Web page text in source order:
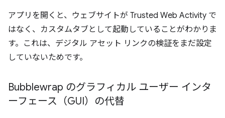
アプリを開くと、ウェブサイトが Trusted Web Activity で
はなく、カスタムタブとして起動していることがわかりま
す。これは、デジタル アセット リンクの検証をまだ設定
していないためです。
Bubblewrap のグラフィカル ユーザー インタ
ーフェース（GUI）の代替